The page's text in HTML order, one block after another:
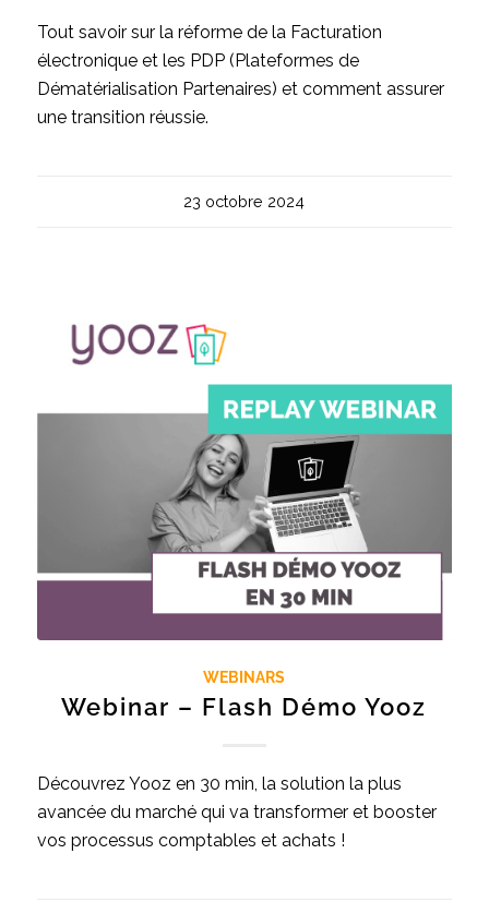
Tout savoir sur la réforme de la Facturation
électronique et les PDP (Plateformes de
Dématérialisation Partenaires) et comment assurer
une transition réussie.
23 octobre 2024
WEBINARS
Webinar – Flash Démo Yooz
Découvrez Yooz en 30 min, la solution la plus
avancée du marché qui va transformer et booster
vos processus comptables et achats !